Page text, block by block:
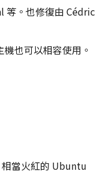
等。也修復由 Cédric
也可以相容使用。
相當火紅的 Ubuntu